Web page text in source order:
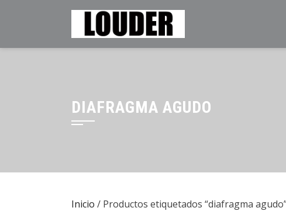
DIAFRAGMA AGUDO
Inicio / Productos etiquetados “diafragma